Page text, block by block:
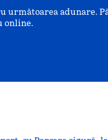
următoarea adunare.
online.